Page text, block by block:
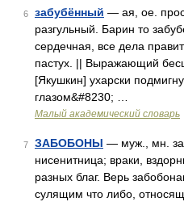
6 забубённый — ая, ое.
разгульный. Барин то
сердечная, все дела
пастух. || Выражающий
[Якушкин] ухарски
глазом&#8230; …
Малый академический словарь
7 ЗАБОБОНЫ — муж., мн.
нисенитница; враки,
разных благ. Верь
сулящим что либо,